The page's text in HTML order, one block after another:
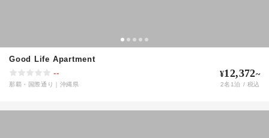
Good Life Apartment
--
那覇・国際通り 沖縄県
¥12,372~
2名 1泊 / 税込